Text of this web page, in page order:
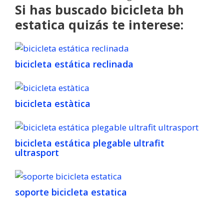
Si has buscado bicicleta bh
estatica quizás te interese:
bicicleta estática reclinada
bicicleta estàtica
bicicleta estática plegable ultrafit
ultrasport
soporte bicicleta estatica